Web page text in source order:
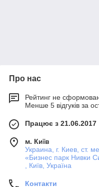
Про нас
Рейтинг не
Менше 5 відгуків за
Працює з 21.06.2017
м. Київ
Украина, г. Киев, ст.
«Бизнес парк Нивки
, Київ, Україна
Контакти